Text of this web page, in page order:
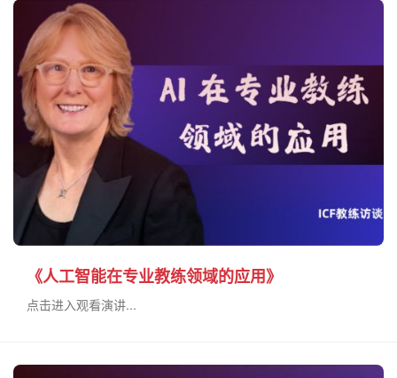
《人工智能在专业教练领域的应用》
点击进入观看演讲...